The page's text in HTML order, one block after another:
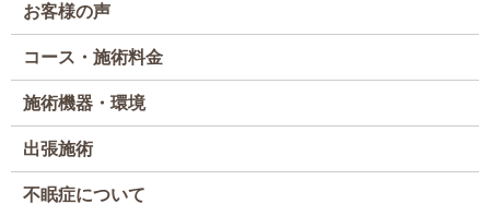
お客様の声
コース・施術料金
施術機器・環境
出張施術
不眠症について